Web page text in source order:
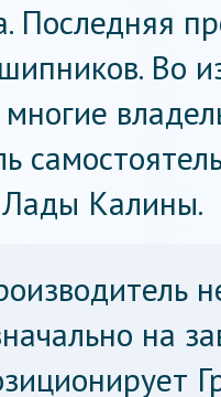
Последняя
Во
Лады Калины.
на